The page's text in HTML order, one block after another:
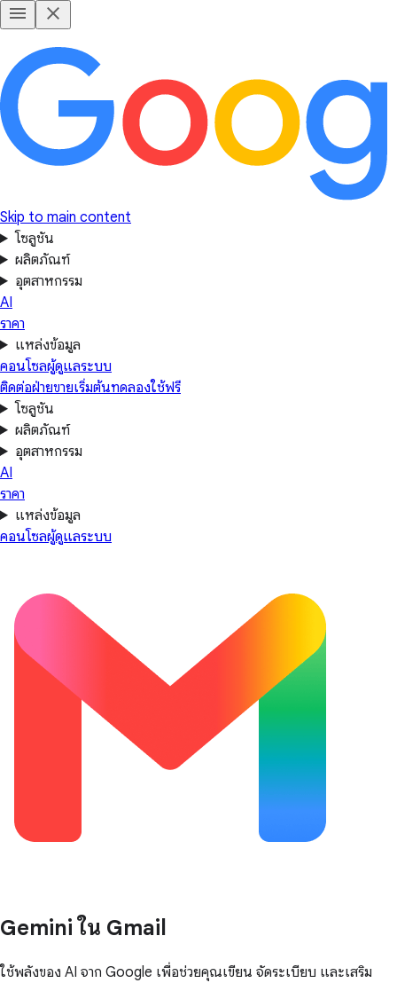
Skip to main content
โซลูชัน
ผลิตภัณฑ์
อุตสาหกรรม
AI
ราคา
แหล่งข้อมูล
คอนโซลผู้ดูแลระบบ
ติดต่อฝ่ายขายเริ่มต้นทดลองใช้ฟรี
โซลูชัน
ผลิตภัณฑ์
อุตสาหกรรม
AI
ราคา
แหล่งข้อมูล
คอนโซลผู้ดูแลระบบ
Gemini ใน Gmail
ใช้พลังของ AI จาก Google เพื่อช่วยคุณเขียน จัดระเบียบ และเสริม